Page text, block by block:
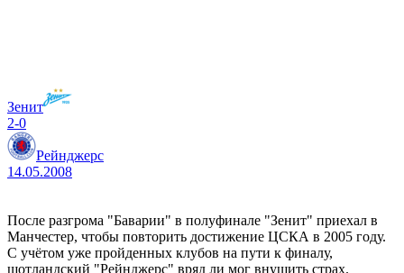
Зенит
2-0
Рейнджерс
14.05.2008
После разгрома "Баварии" в полуфинале "Зенит" приехал в
Манчестер, чтобы повторить достижение ЦСКА в 2005 году.
С учётом уже пройденных клубов на пути к финалу,
шотландский "Рейнджерс" вряд ли мог внушить страх.